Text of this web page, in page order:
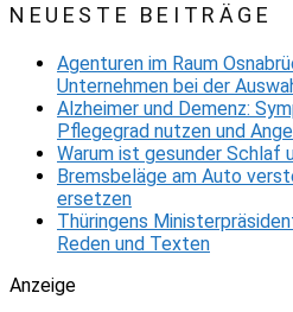
NEUESTE BEITRÄGE
Agenturen im Raum
Unternehmen bei der
Alzheimer und Demenz:
Pflegegrad nutzen und
Warum ist gesunder Schlaf
Bremsbeläge am Auto
ersetzen
Thüringens
Reden und Texten
Anzeige